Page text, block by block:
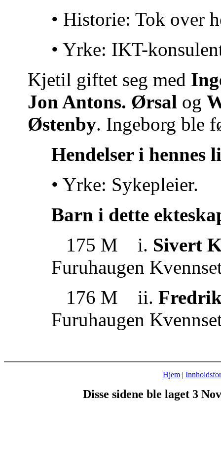
• Historie: Tok over
• Yrke: IKT-
Kjetil giftet seg med
Jon Antons. Ørsal og
Østenby. Ingeborg ble
Hendelser i hennes
• Yrke: Sykepleier.
Barn i dette
175 M i. Sivert
Furuhaugen
176 M ii.
Furuhaugen
Hjem |
Disse sidene ble laget 3